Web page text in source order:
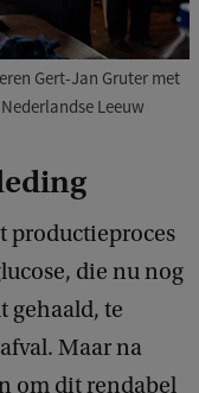
Gert-Jan Gruter met
Leeuw
productieproces
die nu nog
gehaald, te
Maar na
om dit rendabel